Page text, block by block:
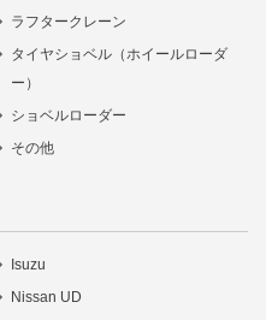
ラフタークレーン
タイヤショベル（ホイールローダ
ー）
ショベルローダー
その他
Isuzu
Nissan UD